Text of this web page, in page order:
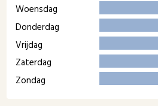
Woensdag
Donderdag
Vrijdag
Zaterdag
Zondag